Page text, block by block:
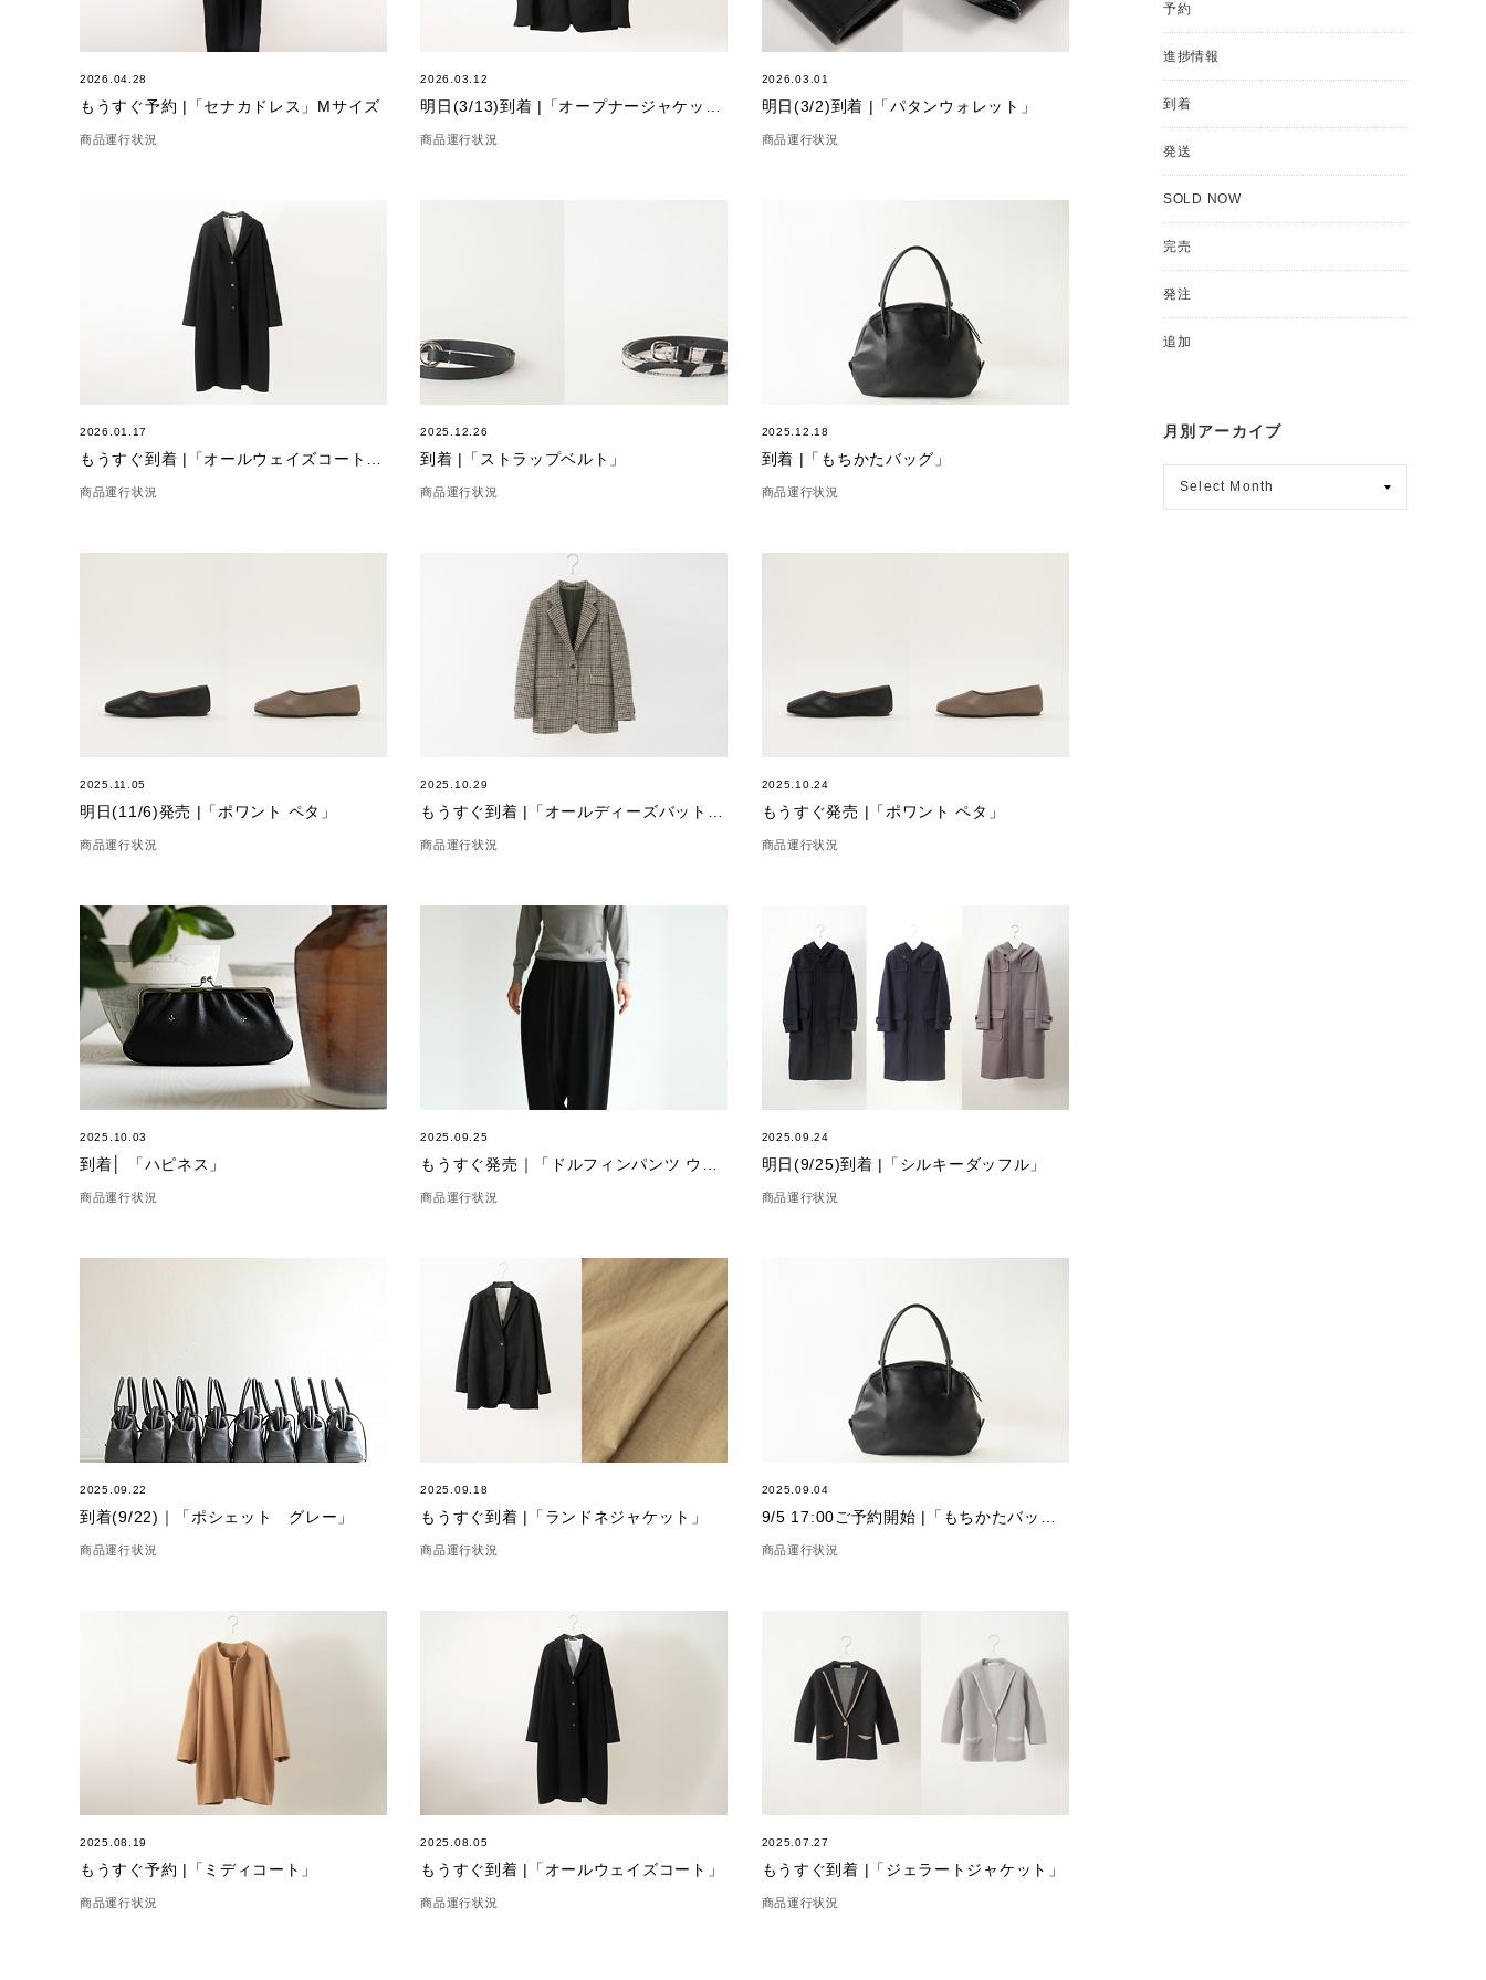
2026.04.28
もうすぐ予約 |「セナカドレス」Mサイズ
商品運行状況
2026.03.12
商品運行状況
2026.03.01
明日(3/2)到着 |「パタンウォレット」
商品運行状況
2026.01.17
商品運行状況
2025.12.26
到着 |「ストラップベルト」
商品運行状況
2025.12.18
到着 |「もちかたバッグ」
商品運行状況
2025.11.05
明日(11/6)発売 |「ポワント ペタ」
商品運行状況
2025.10.29
商品運行状況
2025.10.24
もうすぐ発売 |「ポワント ペタ」
商品運行状況
2025.10.03
到着│ 「ハピネス」
商品運行状況
2025.09.25
商品運行状況
2025.09.24
明日(9/25)到着 |「シルキーダッフル」
商品運行状況
2025.09.22
到着(9/22)｜「ポシェット グレー」
商品運行状況
2025.09.18
もうすぐ到着 |「ランドネジャケット」
商品運行状況
2025.09.04
商品運行状況
2025.08.19
もうすぐ予約 |「ミディコート」
商品運行状況
2025.08.05
もうすぐ到着 |「オールウェイズコート」
商品運行状況
2025.07.27
もうすぐ到着 |「ジェラートジャケット」
商品運行状況
予約
進捗情報
到着
発送
SOLD NOW
完売
発注
追加
月別アーカイブ
ア